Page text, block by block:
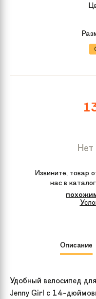
Нет
Извините, товар
нас в
Описание
Удобный велосипед
Jenny Girl с 14-